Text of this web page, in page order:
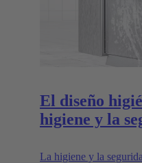
El diseño
higiene y la
La higiene y la